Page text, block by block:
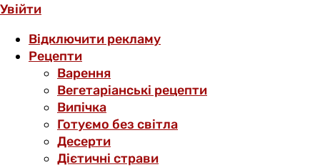
Увійти
Відключити рекламу
Рецепти
Варення
Вегетаріанські рецепти
Випічка
Готуємо без світла
Десерти
Дієтичні страви